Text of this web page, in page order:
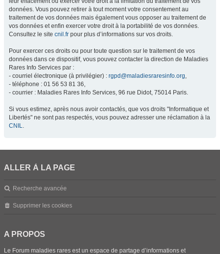
données. Vous pouvez retirer à tout moment votre consentement au
traitement de vos données mais également vous opposer au traitement de
vos données et enfin exercer votre droit à la portabilité de vos données.
Consultez le site cnil.fr pour plus d’informations sur vos droits.
Pour exercer ces droits ou pour toute question sur le traitement de vos
données dans ce dispositif, vous pouvez contacter la direction de Maladies
Rares Info Services par :
- courriel électronique (à privilégier) : rgpd@maladiesraresinfo.org,
- téléphone : 01 56 53 81 36,
- courrier : Maladies Rares Info Services, 96 rue Didot, 75014 Paris.
Si vous estimez, après nous avoir contactés, que vos droits "Informatique et
Libertés" ne sont pas respectés, vous pouvez adresser une réclamation à la
CNIL.
ALLER À LA PAGE
Recherche avancée
Supprimer les cookies
A PROPOS
Le Forum maladies rares est un espace de partage d’informations et